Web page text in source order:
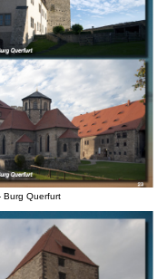
Burg Querfurt